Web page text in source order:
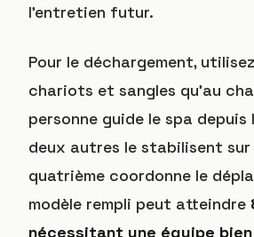
l’entretien futur.
Pour le déchargement,
chariots et sangles qu’au
personne guide le spa depuis
deux autres le stabilisent sur
quatrième coordonne le
modèle rempli peut atteindre
nécessitant une équipe